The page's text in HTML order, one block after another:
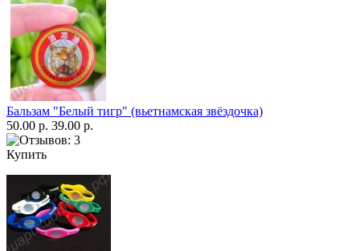
Бальзам "Белый тигр" (вьетнамская звёздочка)
50.00 р. 39.00 р.
Купить